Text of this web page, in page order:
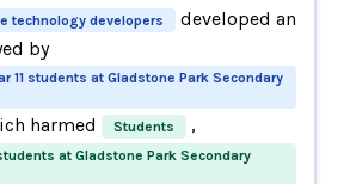
technology developers
developed an
by
11 students at Gladstone Park Secondary
harmed Students ,
at Gladstone Park Secondary